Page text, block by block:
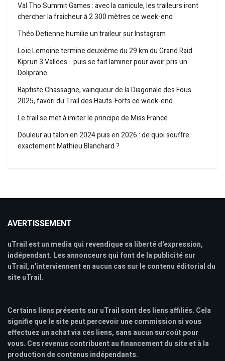
Val Tho Summit Games : avec la canicule, les traileurs iront
chercher la fraîcheur à 2 300 mètres ce week-end
Théo Detienne humilie un traileur sur Instagram
Loïc Lemoine termine deuxième du 29 km du Grand Raid
Kiprun 3 Vallées… puis se fait laminer pour avoir pris un
Doliprane
Baptiste Chassagne, vainqueur de la Diagonale des Fous
2025, favori du Trail des Hauts-Forts ce week-end
Le trail se met à imiter le principe de Miss France
Douleur au talon en 2024 puis en 2026 : de quoi souffre
exactement Mathieu Blanchard ?
AVERTISSEMENT
uTrail est un media qui revendique sa liberté d'expression,
indépendant. Les annonceurs qui font de la publicité sur
uTrail, n'interviennent en aucun cas sur le contenu éditorial du
site uTrail.
Certains liens présents sur uTrail sont des liens affiliés. Cela
signifie que le site peut percevoir une commission si vous
effectuez un achat via ces liens, sans aucun surcoût pour
vous. Ces revenus contribuent au financement du site et à la
production de contenus indépendants.